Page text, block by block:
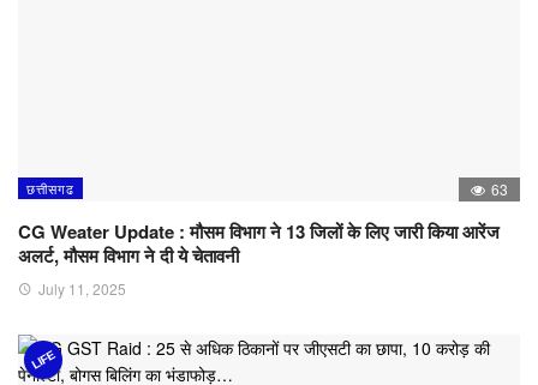
छत्तीसगढ 63
CG Weater Update : मौसम विभाग ने 13 जिलों के लिए जारी किया आरेंज
अलर्ट, मौसम विभाग ने दी ये चेतावनी
July 11, 2025
LIFE